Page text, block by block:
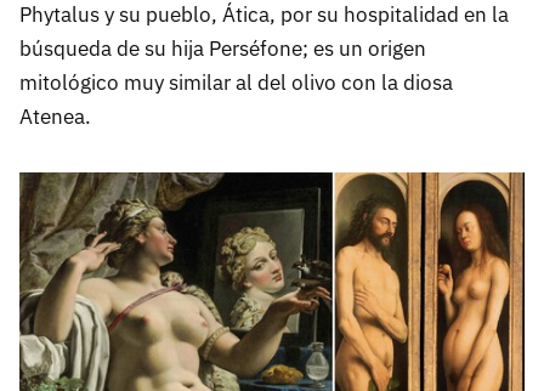
Phytalus y su pueblo, Ática, por su hospitalidad en la
búsqueda de su hija Perséfone; es un origen
mitológico muy similar al del olivo con la diosa
Atenea.